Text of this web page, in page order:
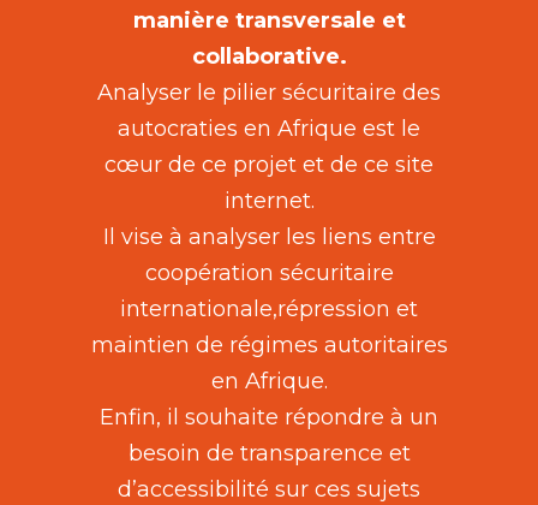
manière transversale et
collaborative.
Analyser le pilier sécuritaire des
autocraties en Afrique est le
cœur de ce projet et de ce site
internet.
Il vise à analyser les liens entre
coopération sécuritaire
internationale,répression et
maintien de régimes autoritaires
en Afrique.
Enfin, il souhaite répondre à un
besoin de transparence et
d’accessibilité sur ces sujets